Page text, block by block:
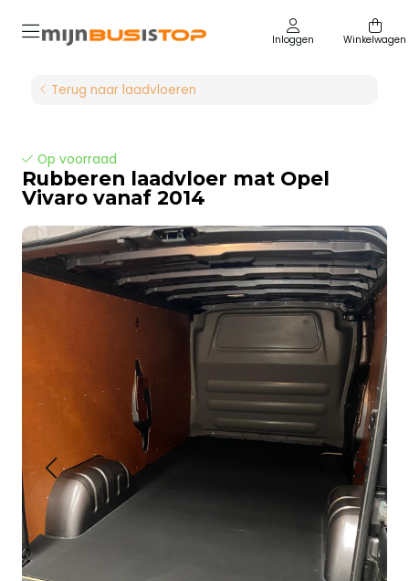
Inloggen Winkelwagen
Terug naar laadvloeren
Op voorraad
Rubberen laadvloer mat Opel
Vivaro vanaf 2014